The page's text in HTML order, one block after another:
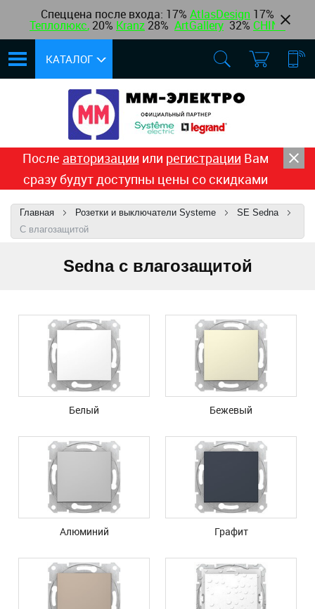
Спеццена после входа: 17% AtlasDesign 17%
Теплолюкс, 20% Kranz 28% ArtGallery 32% CHINT
КАТАЛОГ
После авторизации или регистрации Вам
сразу будут доступны цены со скидками
Главная Розетки и выключатели Systeme
SE Sedna
С влагозащитой
Sedna c влагозащитой
Белый Бежевый
Алюминий Графит